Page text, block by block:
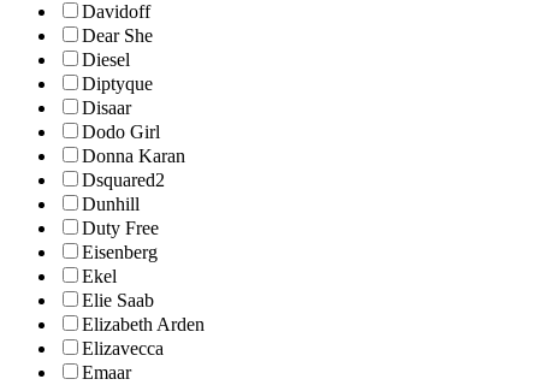
Davidoff
Dear She
Diesel
Diptyque
Disaar
Dodo Girl
Donna Karan
Dsquared2
Dunhill
Duty Free
Eisenberg
Ekel
Elie Saab
Elizabeth Arden
Elizavecca
Emaar